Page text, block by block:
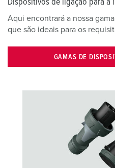
Dispositivos de ligação para a
Aqui encontrará a nossa
que são ideais para os
GAMAS DE